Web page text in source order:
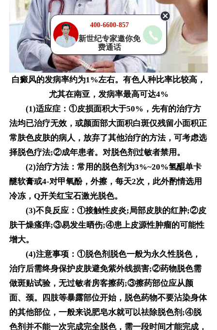
白癜风的发病率约为1%左右。有色人种比率比较高，
尤其在南亚，发病率最高可达4%
(1)适应症：①皮损面积大于50%，先有的治疗方
法均已治疗无效，或颜面部大面积白斑仅残留小面积正
常肤色皮肤的病人，放弃了其他治疗的方法，可考虑选
择脱色疗法;②成年患者。对脱色剂过敏者禁用。
(2)治疗方法：常用的脱色剂为3%~20%氢醌单卡
醚软膏或4-对甲氧酚，外擦，每天2次，此外酌情选用
冷冻，Q开关红宝石激光脱色。
(3)不良反应：①接触性皮炎;局部皮肤的红肿;②皮
肤干燥瘙痒;③易发生晒伤;④患上皮源性肿瘤的可能性
增大。
(4)注意事项：①脱色剂脱色一般为永久性脱色，
治疗后需终身保护皮肤避免紫外线损害;②药物脱色需
做斑贴试验，无过敏者房客擦药;③擦药部位应从颜
面、颈。四肢等暴露部位开始，脱色药物不要沾染身体
的其他部位，一般来说肥皂水就可以祛除脱色剂;④脱
色剂并不能一次完成完全脱色，需一段时间才能完成，
400-6600-857
新世纪专家邀你免
费通话